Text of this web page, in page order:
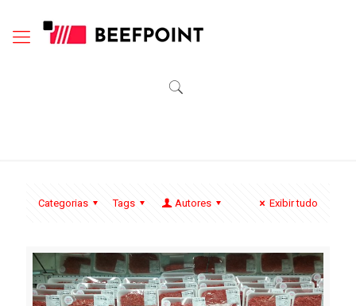
Categorias Tags Autores Exibir tudo